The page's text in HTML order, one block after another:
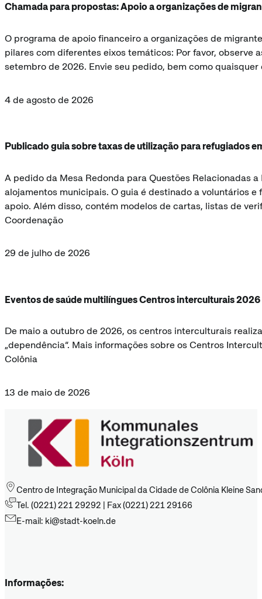
Chamada para propostas: Apoio a organizações de
O programa de apoio financeiro a organizações de
pilares com diferentes eixos temáticos: Por favor, observe
setembro de 2026. Envie seu pedido, bem como
4 de agosto de 2026
Publicado guia sobre taxas de utilização para refugiados
A pedido da Mesa Redonda para Questões Relacionadas
alojamentos municipais. O guia é destinado a voluntários
apoio. Além disso, contém modelos de cartas, listas de
Coordenação
29 de julho de 2026
Eventos de saúde multilíngues Centros interculturais 2026
De maio a outubro de 2026, os centros interculturais
„dependência“. Mais informações sobre os Centros
Colônia
13 de maio de 2026
Centro de Integração Municipal da Cidade de Colônia Kleine
Tel. (0221) 221 29292 | Fax (0221) 221 29166
E-mail: ki@stadt-koeln.de
Informações: